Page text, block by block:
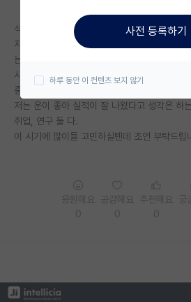
미국 대학원 합격 후기 게시판
대학원생 모집 게시판
연구실(PI) 홍보 게시판
석박사 채용 정보 게시판
인문사회 계열 게시판
석사 막학기입니다.
저는 현재 1저자 sci 4편 있습니다.(1편제외
는 2편이구요.
사실 제 연구가 취업에 핏하진 않는 것같고, 괜
중입니다.
저는 운이 좋아 실적이 잘 나왔다고 생각은 하
취업, 연구 둘 다.
이 시기에 많이들 고민하실텐데 조언 부탁드립
사전 등록하기
하루 동안 이 컨텐츠 보지 않기